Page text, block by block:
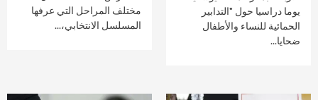
يوما دراسيا حول "التدابير
الحمائية للنساء والأطفال
ضحايا...
مختلف المراحل التي عرفها
المسلسل الانتخابي،...